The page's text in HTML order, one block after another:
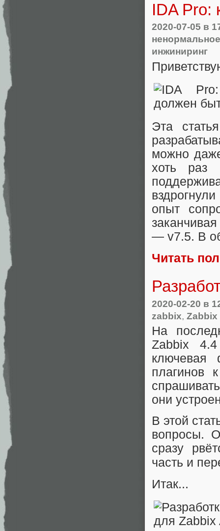
IDA Pro:
2020-07-05 в
инжиниринг
Эта
можно
хоть раз
опыт
— v7.5. В
Читать
2020-02-20 в
zabbix, Zabbix
На
Zabbix
ключевая
плагинов
они
В этой
вопросы.
сразу
часть и
Итак...